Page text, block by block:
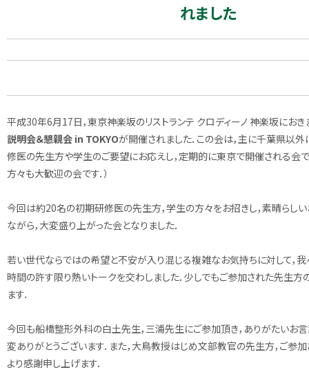
れました
平成30年6月17日，東京神楽坂のリストランテ クロディーノ 神楽坂におき
説明会＆懇親会 in TOKYOが開催されました．この会は，主に千葉県以
修医の先生方や学生のご要望にお応えし，定期的に東京で開催される会で
方々も大歓迎の会です．）
今回は約20名の初期研修医の先生方，学生の方々をお招きし，素晴らし
ながら，大変盛り上がった会となりました．
若い世代ならではの希望と不安が入り混じる複雑なお気持ちに対して，
時間の許す限り熱いトークを交わしました．少しでもご参加された先生方
ます．
今回も船橋整形外科の白土先生，三浦先生にご参加頂き，ありがたいお
変ありがとうございます．また，大鳥教授はじめ文部教官の先生方，ご参
より感謝申し上げます．